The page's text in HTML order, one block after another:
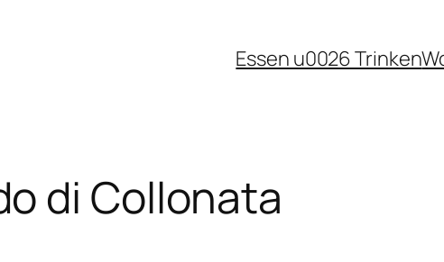
Essen u0026 Trinken
di Collonata